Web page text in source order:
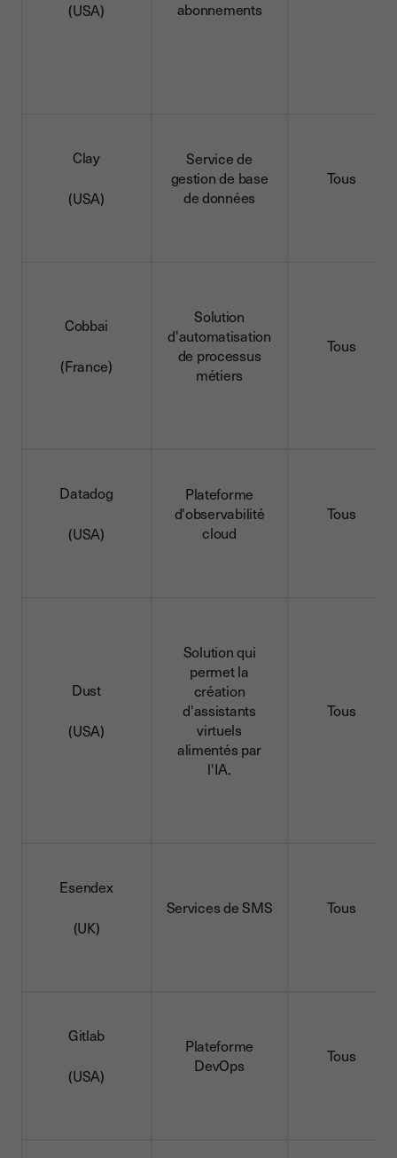
(USA) abonnements
Clay
(USA)
Service de
gestion de base
de données
Tous
Cobbai
(France)
Solution
d'automatisation
de processus
métiers
Tous
Datadog
(USA)
Plateforme
d'observabilité
cloud
Tous
Dust
(USA)
Solution qui
permet la
création
d'assistants
virtuels
alimentés par
l'IA.
Tous
Esendex
(UK)
Services de SMS Tous
Gitlab
(USA)
Plateforme
DevOps
Tous